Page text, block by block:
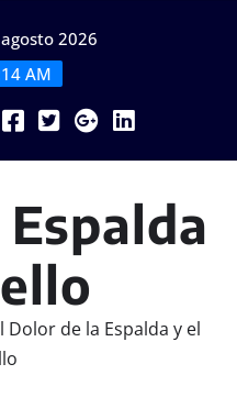
2026
AM
de la Espalda y el